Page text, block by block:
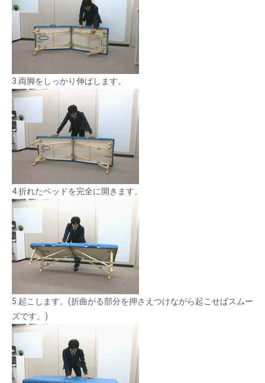
3.両脚をしっかり伸ばします。
4.折れたベッドを完全に開きます。
5.起こします。(折曲がる部分を押さえつけながら起こせばスムー
ズです。)